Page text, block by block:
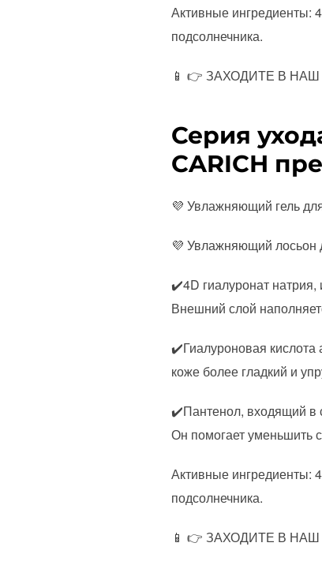
Активные ингредиенты:
подсолнечника.
📱 👉 ЗАХОДИТЕ В НАШ
Серия
CARICH
💜 Увлажняющий гель
💜 Увлажняющий лосьон
✔️4D гиалуронат натрия,
Внешний слой
✔️Гиалуроновая кислота
коже более гладкий и
✔️Пантенол, входящий в
Он помогает уменьшить
Активные ингредиенты:
подсолнечника.
📱 👉 ЗАХОДИТЕ В НАШ